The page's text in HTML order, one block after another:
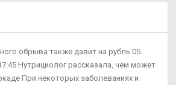
обрыва также давит на рубль 05.
Нутрициолог рассказала, чем может
При некоторых заболеваниях и